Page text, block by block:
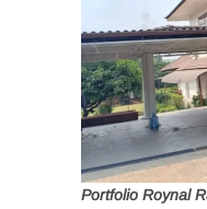
Portfolio Roynal